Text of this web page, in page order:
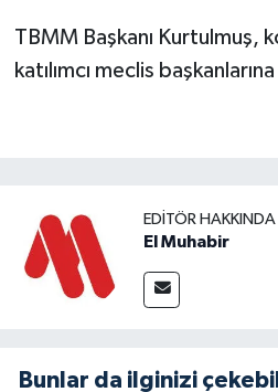
TBMM Başkanı Kurtulmuş,
katılımcı meclis
EDITÖR HAKKINDA
El Muhabir
Bunlar da ilginizi